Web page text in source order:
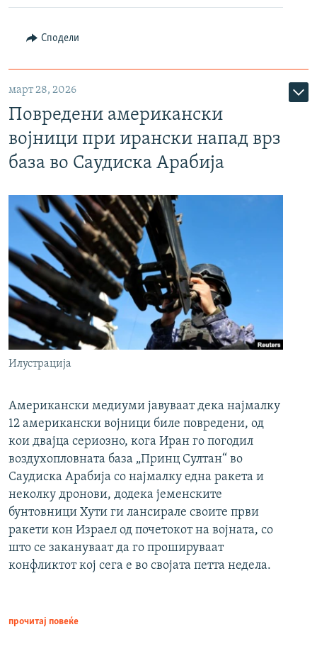
Сподели
март 28, 2026
Повредени американски
војници при ирански напад врз
база во Саудиска Арабија
Илустрација
Американски медиуми јавуваат дека најмалку
12 американски војници биле повредени, од
кои двајца сериозно, кога Иран го погодил
воздухопловната база „Принц Султан“ во
Саудиска Арабија со најмалку една ракета и
неколку дронови, додека јеменските
бунтовници Хути ги лансирале своите први
ракети кон Израел од почетокот на војната, со
што се закануваат да го прошируваат
конфликтот кој сега е во својата петта недела.
прочитај повеќе